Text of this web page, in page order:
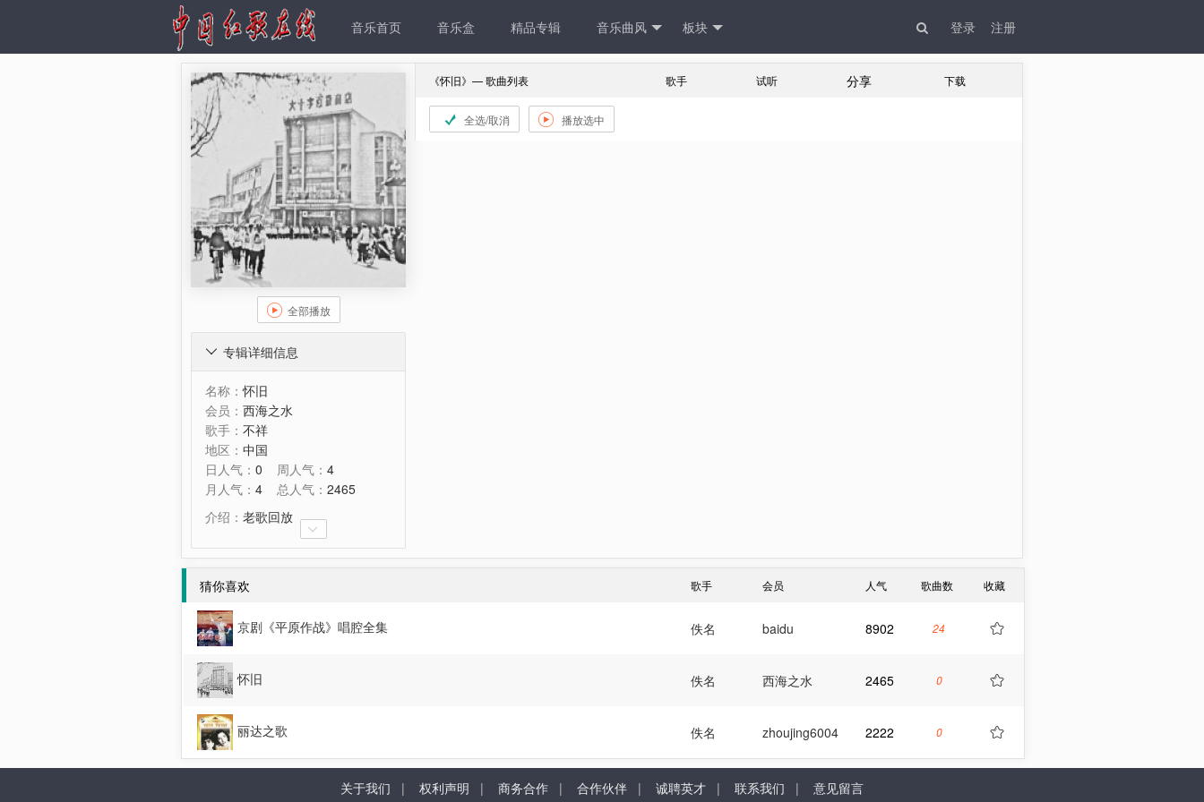
音乐首页 音乐盒 精品专辑 音乐曲风 板块 登录 注册
 全部播放
专辑详细信息

名称：怀旧
会员： 西海之水
歌手： 不祥
地区： 中国
日人气： 0 周人气： 4
月人气： 4 总人气： 2465
介绍： 老歌回放

《怀旧》— 歌曲列表 歌手 试听 分享 下载
 全选/取消  播放选中
猜你喜欢 歌手 会员 人气 歌曲数 收藏
京剧《平原作战》唱腔全集 佚名 baidu 8902 24 
怀旧 佚名 西海之水 2465 0 
丽达之歌 佚名 zhoujing6004 2222 0 
关于我们 | 权利声明 | 商务合作 | 合作伙伴 | 诚聘英才 | 联系我们 | 意见留言